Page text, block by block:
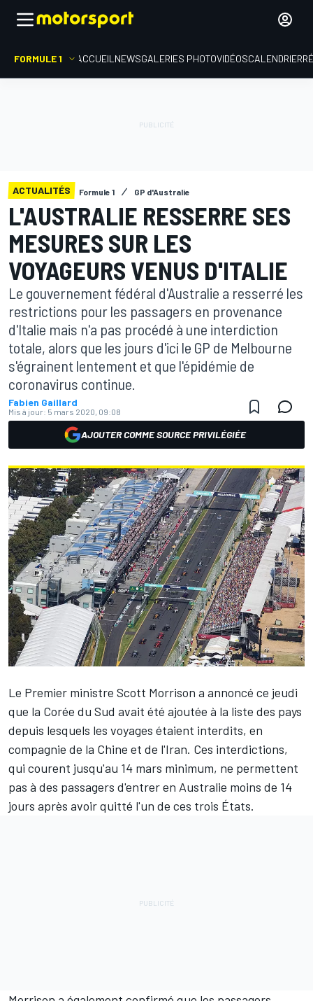
FORMULE 1 ACCUEIL NEWSGALERIES PHOTOVIDÉOSCALENDRIER
ACTUALITÉS Formule 1 GP d'Australie
L'AUSTRALIE RESSERRE SES
MESURES SUR LES
VOYAGEURS VENUS D'ITALIE
Le gouvernement fédéral d'Australie a resserré les
restrictions pour les passagers en provenance
d'Italie mais n'a pas procédé à une interdiction
totale, alors que les jours d'ici le GP de Melbourne
s'égrainent lentement et que l'épidémie de
coronavirus continue.
Fabien Gaillard
Mis à jour: 5 mars 2020, 09:08
AJOUTER COMME SOURCE PRIVILÉGIÉE
Le Premier ministre Scott Morrison a annoncé ce jeudi
que la Corée du Sud avait été ajoutée à la liste des pays
depuis lesquels les voyages étaient interdits, en
compagnie de la Chine et de l'Iran. Ces interdictions,
qui courent jusqu'au 14 mars minimum, ne permettent
pas à des passagers d'entrer en Australie moins de 14
jours après avoir quitté l'un de ces trois États.